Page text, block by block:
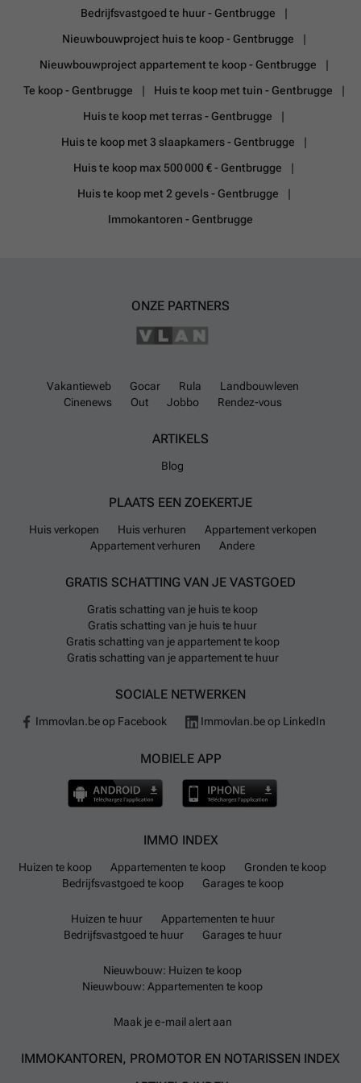
Bedrijfsvastgoed te huur - Gentbrugge
Nieuwbouwproject huis te koop - Gentbrugge
Nieuwbouwproject appartement te koop - Gentbrugge
Te koop - Gentbrugge
Huis te koop met tuin - Gentbrugge
Huis te koop met terras - Gentbrugge
Huis te koop met 3 slaapkamers - Gentbrugge
Huis te koop max 500 000 € - Gentbrugge
Huis te koop met 2 gevels - Gentbrugge
Immokantoren - Gentbrugge
ONZE PARTNERS
Vakantieweb Gocar Rula
Landbouwleven
Cinenews
Out Jobbo Rendez-vous
ARTIKELS
Blog
PLAATS EEN ZOEKERTJE
Huis verkopen Huis verhuren
Appartement verkopen
Appartement verhuren
Andere
GRATIS SCHATTING VAN JE VASTGOED
Gratis schatting van je huis te koop
Gratis schatting van je huis te huur
Gratis schatting van je appartement te koop
Gratis schatting van je appartement te huur
SOCIALE NETWERKEN
Immovlan.be op Facebook Immovlan.be op LinkedIn
MOBIELE APP
IMMO INDEX
Huizen te koop Appartementen te koop
Gronden te koop
Bedrijfsvastgoed te koop
Garages te koop
Huizen te huur
Appartementen te huur
Bedrijfsvastgoed te huur
Garages te huur
Nieuwbouw: Huizen te koop
Nieuwbouw: Appartementen te koop
Maak je e-mail alert aan
IMMOKANTOREN, PROMOTOR EN NOTARISSEN INDEX